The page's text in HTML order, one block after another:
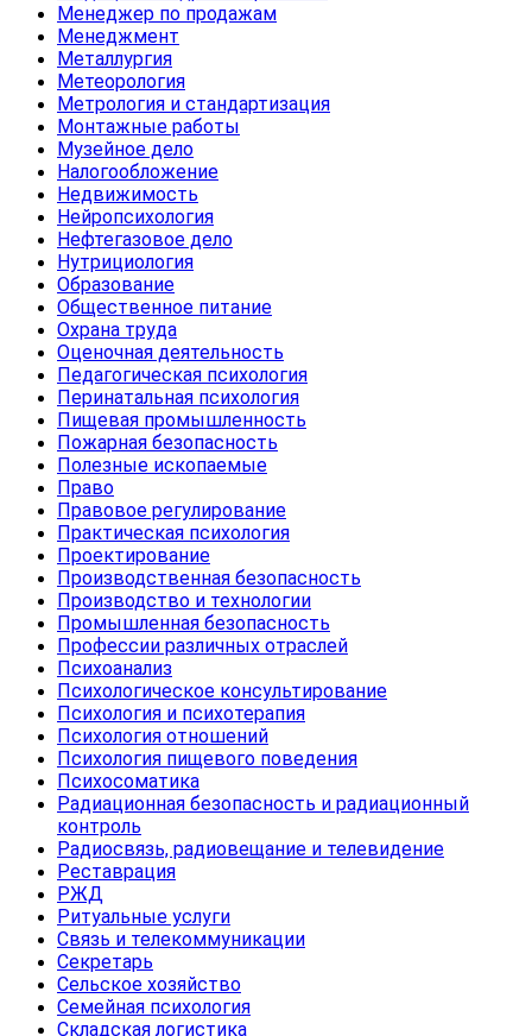
Менеджер по продажам
Менеджмент
Металлургия
Метеорология
Метрология и стандартизация
Монтажные работы
Музейное дело
Налогообложение
Недвижимость
Нейропсихология
Нефтегазовое дело
Нутрициология
Образование
Общественное питание
Охрана труда
Оценочная деятельность
Педагогическая психология
Перинатальная психология
Пищевая промышленность
Пожарная безопасность
Полезные ископаемые
Право
Правовое регулирование
Практическая психология
Проектирование
Производственная безопасность
Производство и технологии
Промышленная безопасность
Профессии различных отраслей
Психоанализ
Психологическое консультирование
Психология и психотерапия
Психология отношений
Психология пищевого поведения
Психосоматика
Радиационная безопасность и радиационный
контроль
Радиосвязь, радиовещание и телевидение
Реставрация
РЖД
Ритуальные услуги
Связь и телекоммуникации
Секретарь
Сельское хозяйство
Семейная психология
Складская логистика